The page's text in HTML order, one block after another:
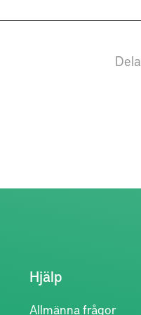
Dela
Hjälp
Allmänna frågor